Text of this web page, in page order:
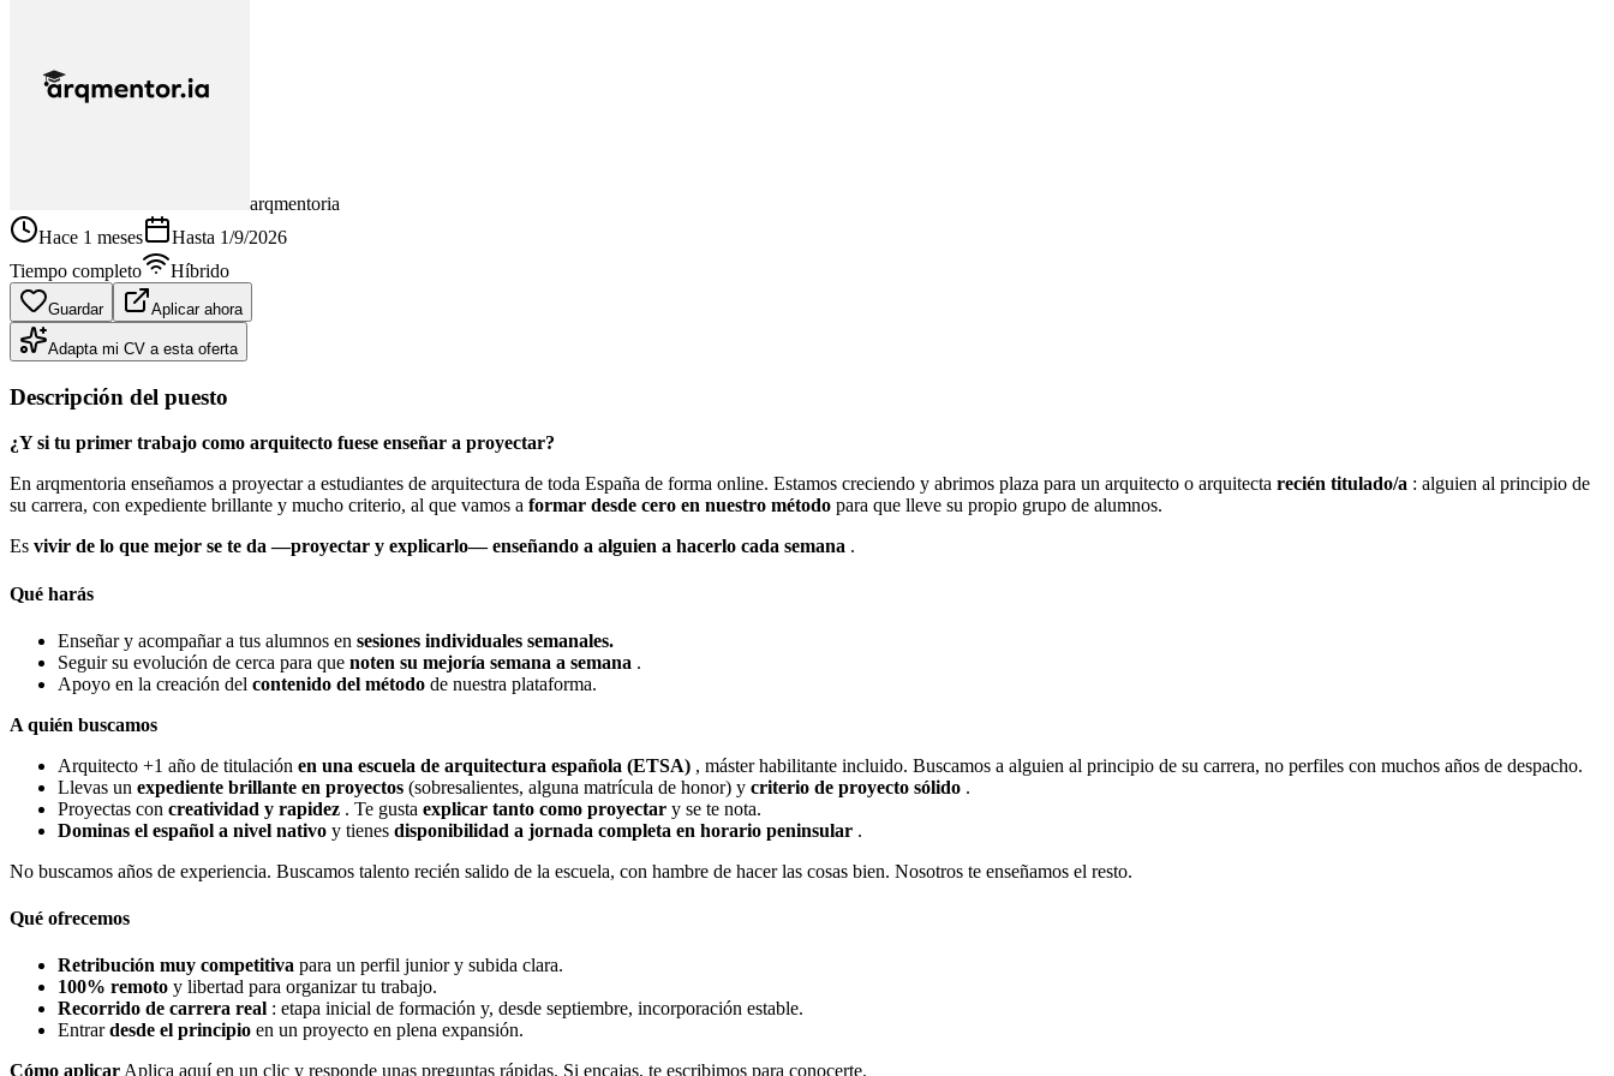
arqmentoria
Hace 1 meses
Hasta 1/9/2026
Tiempo completo
Híbrido
Guardar Aplicar ahora
Adapta mi CV a esta oferta
Descripción del puesto
¿Y si tu primer trabajo como arquitecto fuese enseñar a proyectar?
En arqmentoria enseñamos a proyectar a estudiantes de arquitectura de toda España de forma online. Estamos creciendo y abrimos plaza para un arquitecto o arquitecta recién titulado/a : alguien al principio de
su carrera, con expediente brillante y mucho criterio, al que vamos a formar desde cero en nuestro método para que lleve su propio grupo de alumnos.
Es vivir de lo que mejor se te da —proyectar y explicarlo— enseñando a alguien a hacerlo cada semana .
Qué harás
Enseñar y acompañar a tus alumnos en sesiones individuales semanales.
Seguir su evolución de cerca para que noten su mejoría semana a semana .
Apoyo en la creación del contenido del método de nuestra plataforma.
A quién buscamos
Arquitecto +1 año de titulación en una escuela de arquitectura española (ETSA) , máster habilitante incluido. Buscamos a alguien al principio de su carrera, no perfiles con muchos años de despacho.
Llevas un expediente brillante en proyectos (sobresalientes, alguna matrícula de honor) y criterio de proyecto sólido .
Proyectas con creatividad y rapidez . Te gusta explicar tanto como proyectar y se te nota.
Dominas el español a nivel nativo y tienes disponibilidad a jornada completa en horario peninsular .
No buscamos años de experiencia. Buscamos talento recién salido de la escuela, con hambre de hacer las cosas bien. Nosotros te enseñamos el resto.
Qué ofrecemos
Retribución muy competitiva para un perfil junior y subida clara.
100% remoto y libertad para organizar tu trabajo.
Recorrido de carrera real : etapa inicial de formación y, desde septiembre, incorporación estable.
Entrardesde el principio en un proyecto en plena expansión.
Cómo aplicar Aplica aquí en un clic y responde unas preguntas rápidas. Si encajas, te escribimos para conocerte.